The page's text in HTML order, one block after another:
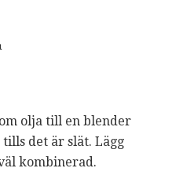
olja till en blender
det är slät. Lägg
kombinerad.